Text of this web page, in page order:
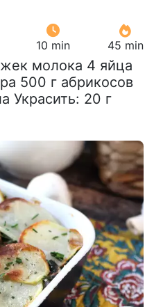
10 min 45 min
молока 4 яйца
500 г абрикосов
Украсить: 20 г